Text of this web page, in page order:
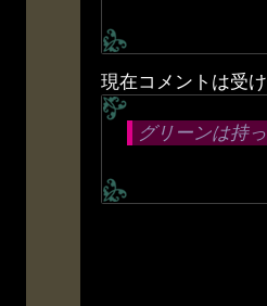
現在コメントは受
グリーンは持